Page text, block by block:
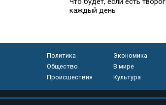
каждый день
Политика
Экономика
Общество
В мире
Происшествия
Культура